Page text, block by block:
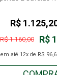
R$
R$ 1.160,00
em até 12x de R$
R$